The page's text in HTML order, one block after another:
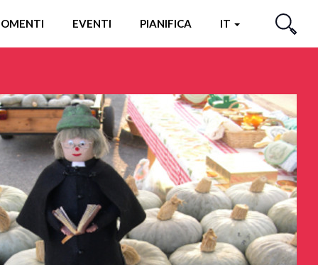
EVENTI PIANIFICA IT
CERCA